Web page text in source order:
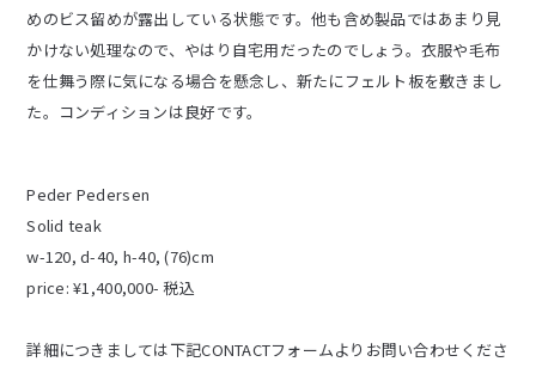
めのビス留めが露出している状態です。他も含め製品ではあまり見
かけない処理なので、やはり自宅用だったのでしょう。衣服や毛布
を仕舞う際に気になる場合を懸念し、新たにフェルト板を敷きまし
た。コンディションは良好です。
Peder Pedersen
Solid teak
w-120, d-40, h-40, (76)cm
price: ¥1,400,000- 税込
詳細につきましては下記CONTACTフォームよりお問い合わせくださ